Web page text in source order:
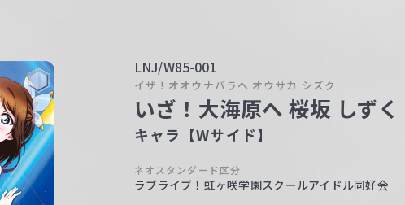
LNJ/W85-001
イザ！オオウナバラヘ オウサカ シズク
いざ！大海原へ 桜坂 しずく
キャラ【Wサイド】
ネオスタンダード区分
ラブライブ！虹ヶ咲学園スクールアイドル同好会